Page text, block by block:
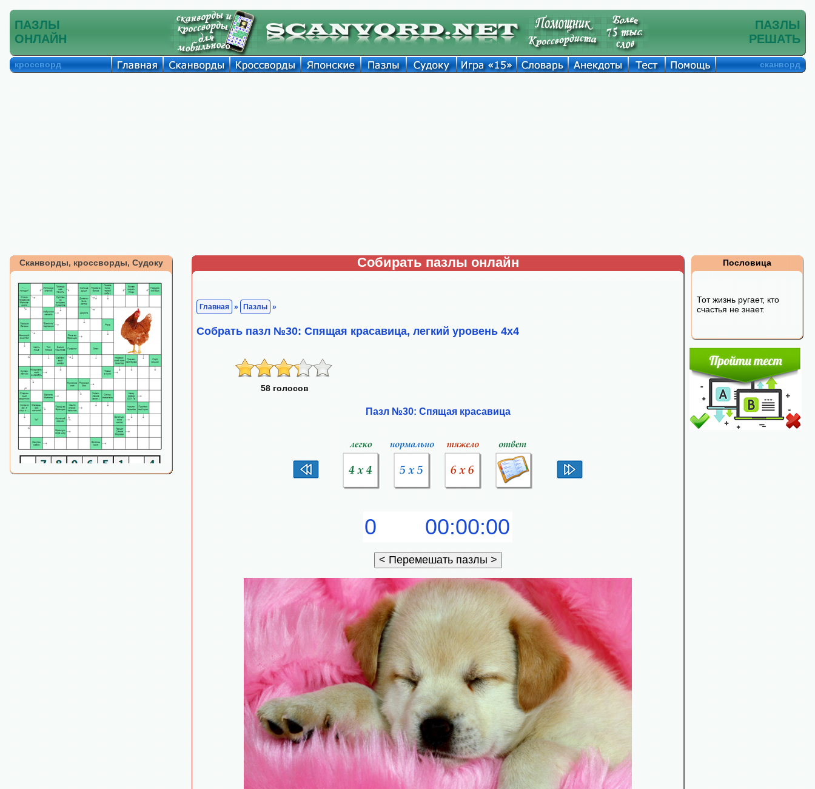
ПАЗЛЫ
ОНЛАЙН
ПАЗЛЫ
РЕШАТЬ
кроссворд сканворд
Сканворды, кроссворды, Судоку Собирать пазлы онлайн
Главная » Пазлы »
Собрать пазл №30: Спящая красавица, легкий уровень 4х4
58 голосов
Пазл №30: Спящая красавица
Пословица
Тот жизнь ругает, кто
счастья не знает.